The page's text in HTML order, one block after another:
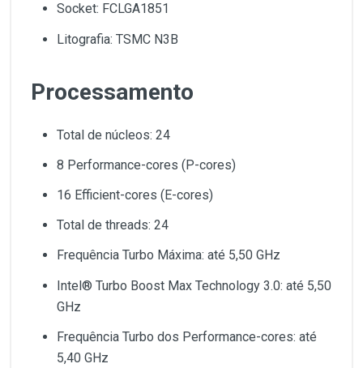
Socket: FCLGA1851
Litografia: TSMC N3B
Processamento
Total de núcleos: 24
8 Performance-cores (P-cores)
16 Efficient-cores (E-cores)
Total de threads: 24
Frequência Turbo Máxima: até 5,50 GHz
Intel® Turbo Boost Max Technology 3.0: até 5,50
GHz
Frequência Turbo dos Performance-cores: até
5,40 GHz